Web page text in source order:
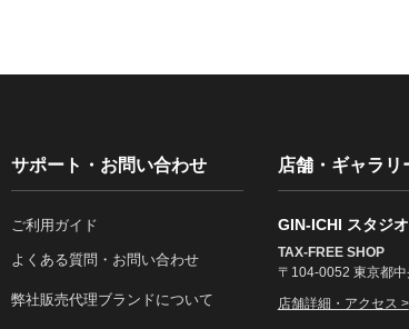
サポート・お問い合わせ
ご利用ガイド
よくある質問・お問い合わせ
弊社販売代理ブランドについて
店舗・ギャラリ
GIN-ICHI スタジ
TAX-FREE SHOP
〒104-0052 東京都
店舗詳細・アクセス >